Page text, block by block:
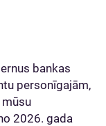
bankas
personīgajām,
mūsu
2026. gada